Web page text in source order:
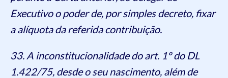
Executivo o poder de, por simples decreto, fixar
a alíquota da referida contribuição.
33. A inconstitucionalidade do art. 1º do DL
1.422/75, desde o seu nascimento, além de